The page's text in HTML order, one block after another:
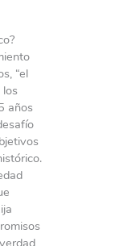
“el
años